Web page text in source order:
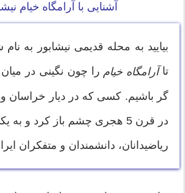
آشنایی با آرامگاه خیام
بیایید به محله قدیمی نیشابور به
تاآرامگاه خیام را چون نگینی در
گر باشیم. کسی که در دیار خراسان و
در قرن 5 هجری چشم باز کرد و
ریاضیدانان، دانشمندان و متفکران